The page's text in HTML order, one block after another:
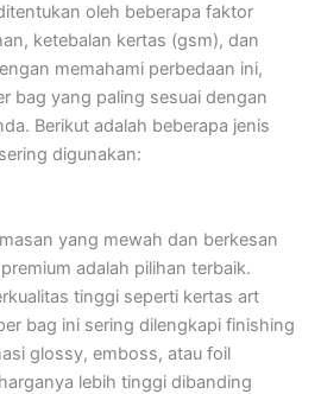
oleh beberapa faktor
ketebalan kertas (gsm), dan
memahami perbedaan ini,
bag yang paling sesuai dengan
Berikut adalah beberapa jenis
digunakan:
yang mewah dan berkesan
adalah pilihan terbaik.
tinggi seperti kertas art
bag ini sering dilengkapi finishing
glossy, emboss, atau foil
lebih tinggi dibanding